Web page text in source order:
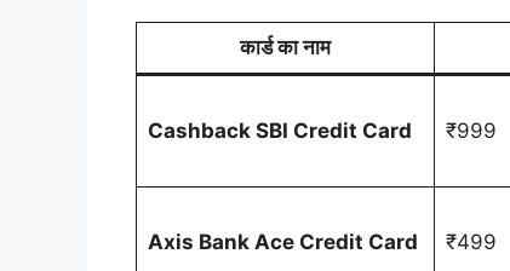
कार्ड का नाम
Cashback SBI Credit Card ₹999
Axis Bank Ace Credit Card ₹499